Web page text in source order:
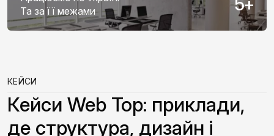
Та за її межами
КЕЙСИ
Кейси Web Top: приклади,
де структура, дизайн і